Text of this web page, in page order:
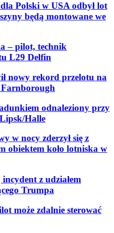
Polski w USA odbył lot
będą montowane we
– pilot, technik
L29 Delfin
nowy rekord przelotu na
Farnborough
odnaleziony przy
Halle
w nocy zderzył się z
obiektem koło lotniska w
z udziałem
Trumpa
może zdalnie sterować